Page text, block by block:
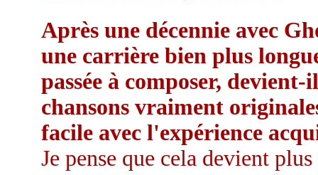
Après une décennie avec
une carrière bien plus
passée à composer,
chansons vraiment
facile avec l'expérience
Je pense que cela devient